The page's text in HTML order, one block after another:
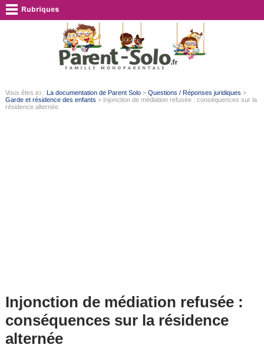
Vous êtes ici : La documentation de Parent Solo> Questions / Réponses juridiques >
Garde et résidence des enfants > Injonction de médiation refusée : conséquences sur la
résidence alternée
Injonction de médiation refusée :
conséquences sur la résidence
alternée